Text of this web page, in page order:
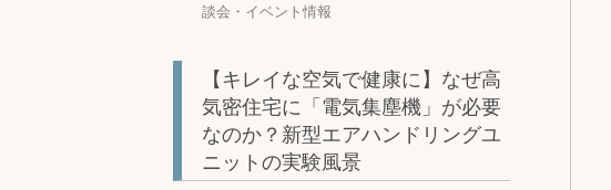
談会・イベント情報
【キレイな空気で健康に】なぜ高
気密住宅に「電気集塵機」が必要
なのか？新型エアハンドリングユ
ニットの実験風景